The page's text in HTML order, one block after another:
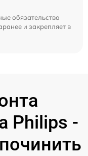
обязательства
и закрепляет в
Philips -